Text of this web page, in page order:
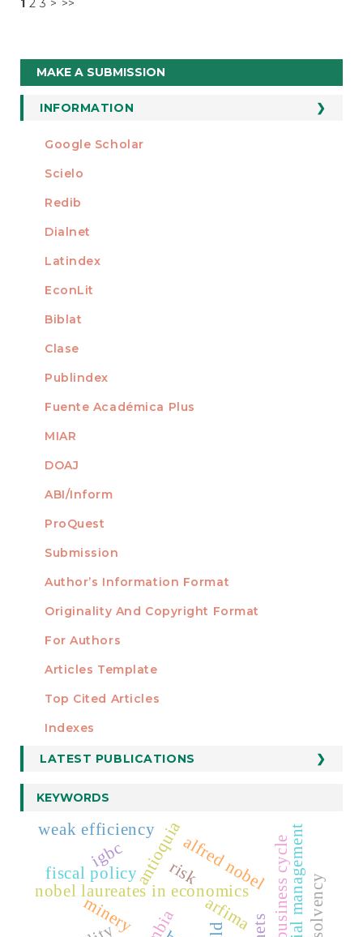
Make
a
Submission
MAKE A SUBMISSION
INFORMATION
For Readers
For Librarians
INDEXED AT
Google Scholar
Scielo
Redib
Dialnet
Latindex
EconLit
Biblat
Clase
Publindex
Fuente Académica Plus
MIAR
DOAJ
ABI/Inform
ProQuest
AUTHORS
Submission
Author’s Information Format
Originality And Copyright Format
For Authors
Articles Template
STATISTICS
Top Cited Articles
Indexes
LATEST PUBLICATIONS
KEYWORDS
nobel laureates in economics
alfred nobel
antioquia
minery
fiscal policy financial management
igbc
weak efficiency
arfima
risk